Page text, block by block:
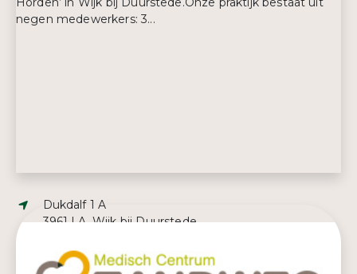
negen medewerkers: 3...
Adres:
Dukdalf 1 A
3961 LA, Wijk bij Duurstede
E-mailadres:
info@huisartsendehorden.nl